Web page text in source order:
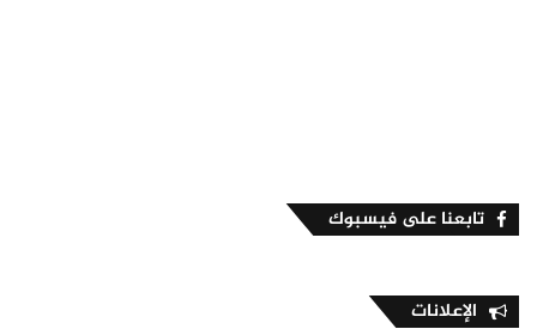
تابعنا على فيسبوك
الإعلانات